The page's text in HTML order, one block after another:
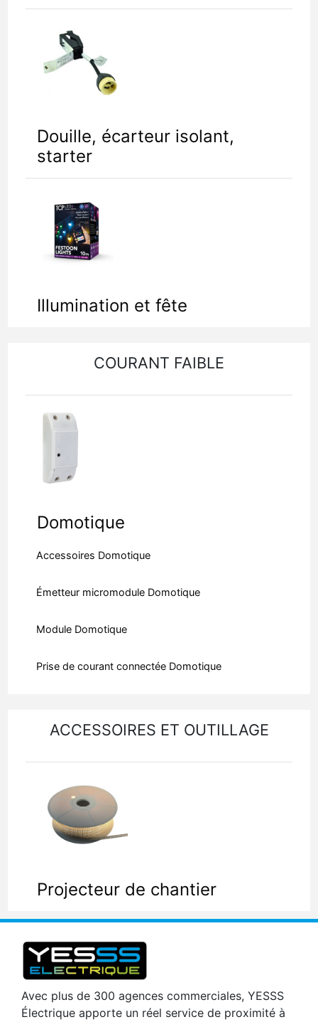
Douille, écarteur isolant,
starter
Illumination et fête
COURANT FAIBLE
Domotique
Accessoires Domotique
Émetteur micromodule Domotique
Module Domotique
Prise de courant connectée Domotique
ACCESSOIRES ET OUTILLAGE
Projecteur de chantier
Avec plus de 300 agences commerciales, YESSS
Électrique apporte un réel service de proximité à